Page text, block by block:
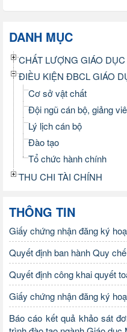
DANH MỤC
CHẤT LƯỢNG GIÁO DỤC
ĐIỀU KIỆN ĐBCL GIÁO
Cơ sở vật chất
Đội ngũ cán bộ, giảng
Lý lịch cán bộ
Đào tạo
Tổ chức hành chính
THU CHI TÀI CHÍNH
THÔNG TIN
Giấy chứng nhận đăng ký
Quyết định ban hành Quy
Quyết định công khai quyết
Giấy chứng nhận đăng ký
Báo cáo kết quả khảo sát